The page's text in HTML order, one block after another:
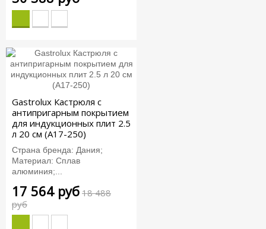
Gastrolux Кастрюля с
антипригарным покрытием
для индукционных плит 2.5
л 20 см (A17-250)
Страна бренда: Дания;
Материал: Сплав
алюминия;...
17 564 руб 18 488
руб